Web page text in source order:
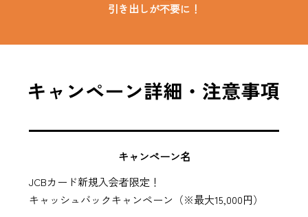
引き出しが不要に！
キャンペーン名
JCBカード新規入会者限定！
キャッシュバックキャンペーン（※最大15,000円）